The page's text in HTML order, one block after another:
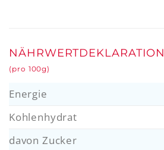
NÄHRWERTDEKLARATION
(pro 100g)
Energie
Kohlenhydrat
davon Zucker